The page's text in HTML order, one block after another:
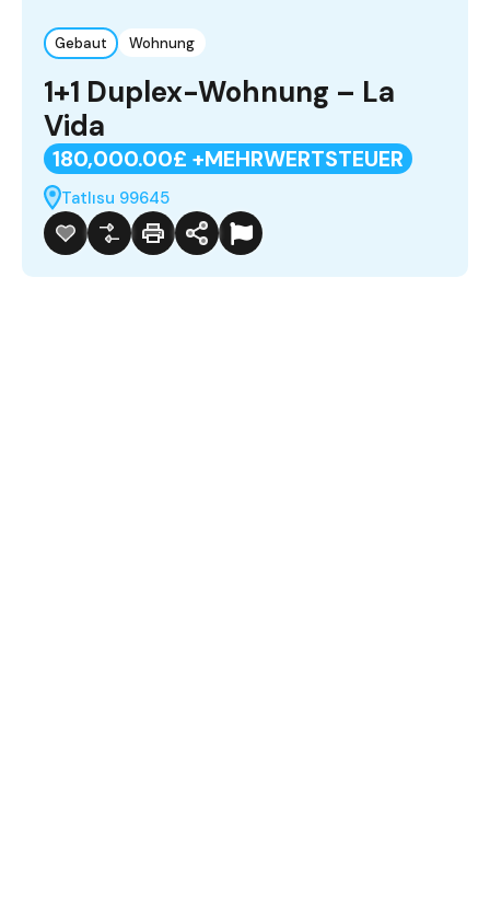
Gebaut Wohnung
1+1 Duplex-Wohnung – La
Vida
180,000.00£ +MEHRWERTSTEUER
Tatlısu 99645